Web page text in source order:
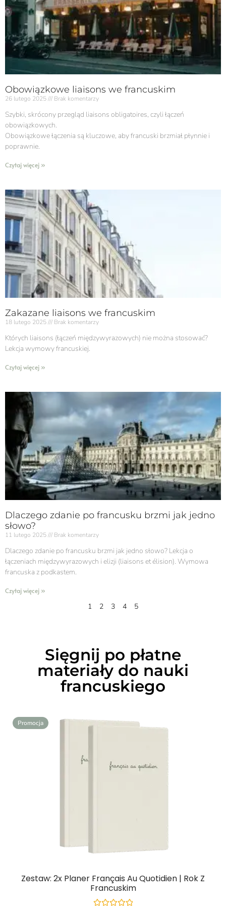
Obowiązkowe liaisons we francuskim
26 lutego 2025 Brak komentarzy
Szybki, skrócony przegląd liaisons obligatoires, czyli łączeń
obowiązkowych.
Obowiązkowe łączenia są kluczowe, aby francuski brzmiał płynnie i
poprawnie.
Czytaj więcej »
Zakazane liaisons we francuskim
18 lutego 2025 Brak komentarzy
Których liaisons (łączeń międzywyrazowych) nie można stosować?
Lekcja wymowy francuskiej.
Czytaj więcej »
Dlaczego zdanie po francusku brzmi jak jedno
słowo?
11 lutego 2025 Brak komentarzy
Dlaczego zdanie po francusku brzmi jak jedno słowo? Lekcja o
łączeniach międzywyrazowych i elizji (liaisons et élision). Wymowa
francuska z podkastem.
Czytaj więcej »
1 2 3 4 5
Sięgnij po płatne
materiały do nauki
francuskiego
Zestaw: 2x Planer Français Au Quotidien | Rok Z
Francuskim
Promocja